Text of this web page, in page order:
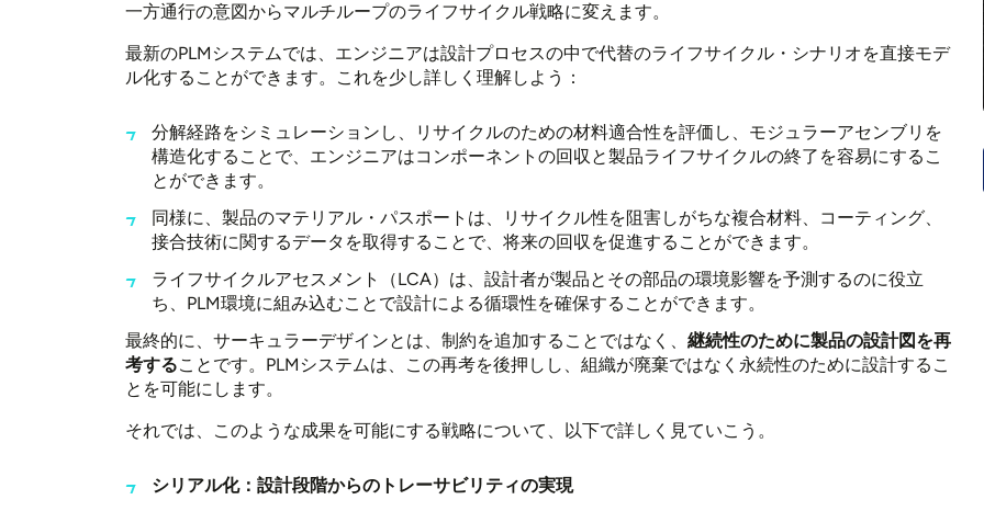
一方通行の意図からマルチループのライフサイクル戦略に変えます。
最新のPLMシステムでは、エンジニアは設計プロセスの中で代替のライフサイクル・シナリオを直接モデ
ル化することができます。これを少し詳しく理解しよう：
分解経路をシミュレーションし、リサイクルのための材料適合性を評価し、モジュラーアセンブリを
構造化することで、エンジニアはコンポーネントの回収と製品ライフサイクルの終了を容易にするこ
とができます。
同様に、製品のマテリアル・パスポートは、リサイクル性を阻害しがちな複合材料、コーティング、
接合技術に関するデータを取得することで、将来の回収を促進することができます。
ライフサイクルアセスメント（LCA）は、設計者が製品とその部品の環境影響を予測するのに役立
ち、PLM環境に組み込むことで設計による循環性を確保することができます。
最終的に、サーキュラーデザインとは、制約を追加することではなく、 継続性のために製品の設計図を再
考することです。PLMシステムは、この再考を後押しし、組織が廃棄ではなく永続性のために設計するこ
とを可能にします。
それでは、このような成果を可能にする戦略について、以下で詳しく見ていこう。
シリアル化：設計段階からのトレーサビリティの実現